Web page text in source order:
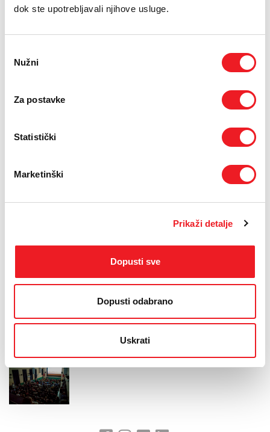
dok ste upotrebljavali njihove usluge.
pristanka
Nužni
Za postavke
Statistički
Marketinški
Prikaži detalje
Dopusti sve
Dopusti odabrano
Uskrati
30. kolovoza.
predsjedniku Vlade Zapadnohercegovačke županije, Zdenku
predsjednik Uprave HT Eroneta, generalnog sponzora festivala, te
Tomislav Topiće direktor i Robert Bubalo producent festivala.
Film koji je službeno otvorio 15. MFF jeste premijerno prikazani
glazbeni dokumentarac, 'Izgubljeno dugme', redatelja Marija
Ove će se godine natjecati 22 dokumentarna filma, po 11
filma. O najboljima će odlučivati šesteročlani međunarodni žiri koji
će i odabrati pobjednika i uručiti mu Grand prix - MFF projektor u
kratkometražnog filma, dok tradicionalno, dobitnika treće nagrade
Sveukupno na ovogodišnjem Mediteran Film Festivalu, u kinu
Borak u Širokom Brijegu, biti će prikazana 32 filma. Cijeli program